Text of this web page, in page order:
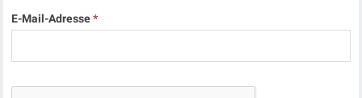
E-Mail-Adresse*